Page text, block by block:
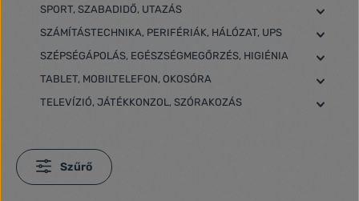
SPORT, SZABADIDŐ, UTAZÁS
SZÁMÍTÁSTECHNIKA, PERIFÉRIÁK, HÁLÓZAT, UPS
SZÉPSÉGÁPOLÁS, EGÉSZSÉGMEGŐRZÉS, HIGIÉNIA
TABLET, MOBILTELEFON, OKOSÓRA
TELEVÍZIÓ, JÁTÉKKONZOL, SZÓRAKOZÁS
Szűrő